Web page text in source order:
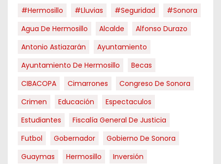
#hermosillo #Lluvias #Seguridad
#Sonora
Agua De Hermosillo
Alcalde
Alfonso Durazo
Antonio Astiazarán
Ayuntamiento
Ayuntamiento De Hermosillo
Becas
CIBACOPA
Cimarrones
Congreso De Sonora
Crimen
Educación
Espectaculos
Estudiantes
Fiscalía General De Justicia
Futbol
Gobernador
Gobierno De Sonora
Guaymas
Hermosillo
Inversión